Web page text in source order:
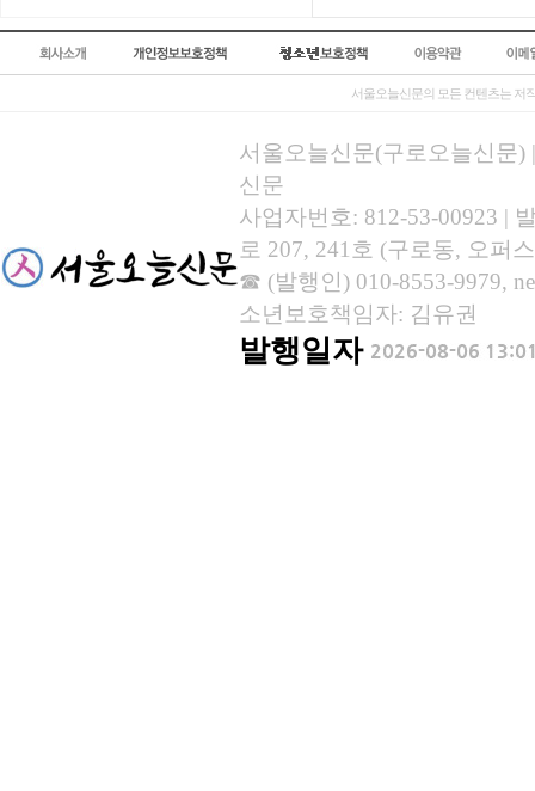
서울오늘신문의 모든 컨텐츠는 저
서울오늘신문(구로오늘신문)
신문
사업자번호: 812-53-00923 |
로 207, 241호 (구로동, 오퍼
☎ (발행인) 010-8553-9979,
소년보호책임자: 김유권
발행일자